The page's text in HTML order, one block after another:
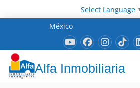
Select Language
México
Alfa Inmobiliaria